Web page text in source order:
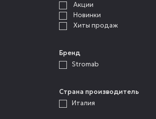
Акции
Новинки
Хиты продаж
Бренд
Stromab
Страна производитель
Италия